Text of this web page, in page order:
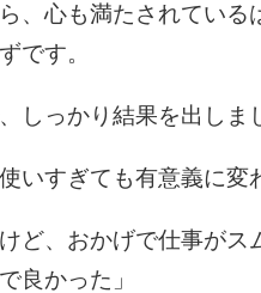
、心も満たされている
です。
しっかり結果を出しま
いすぎても有意義に変
ど、おかげで仕事が
良かった」